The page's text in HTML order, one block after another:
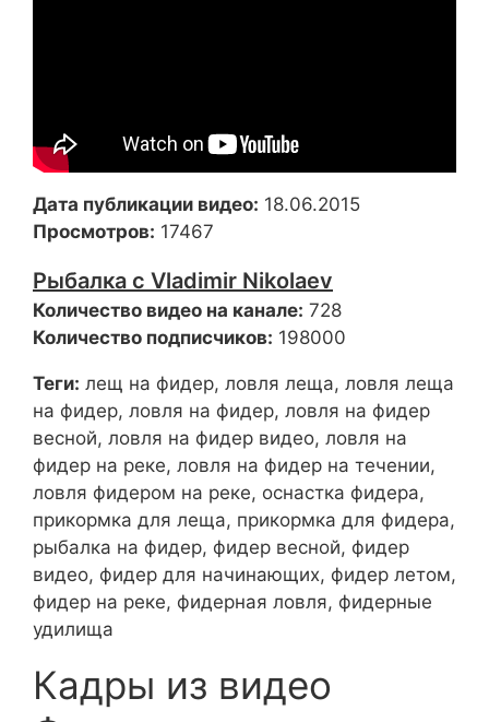
Дата публикации видео: 18.06.2015
Просмотров: 17467
Рыбалка с Vladimir Nikolaev
Количество видео на канале: 728
Количество подписчиков: 198000
Теги: лещ на фидер, ловля леща, ловля леща
на фидер, ловля на фидер, ловля на фидер
весной, ловля на фидер видео, ловля на
фидер на реке, ловля на фидер на течении,
ловля фидером на реке, оснастка фидера,
прикормка для леща, прикормка для фидера,
рыбалка на фидер, фидер весной, фидер
видео, фидер для начинающих, фидер летом,
фидер на реке, фидерная ловля, фидерные
удилища
Кадры из видео